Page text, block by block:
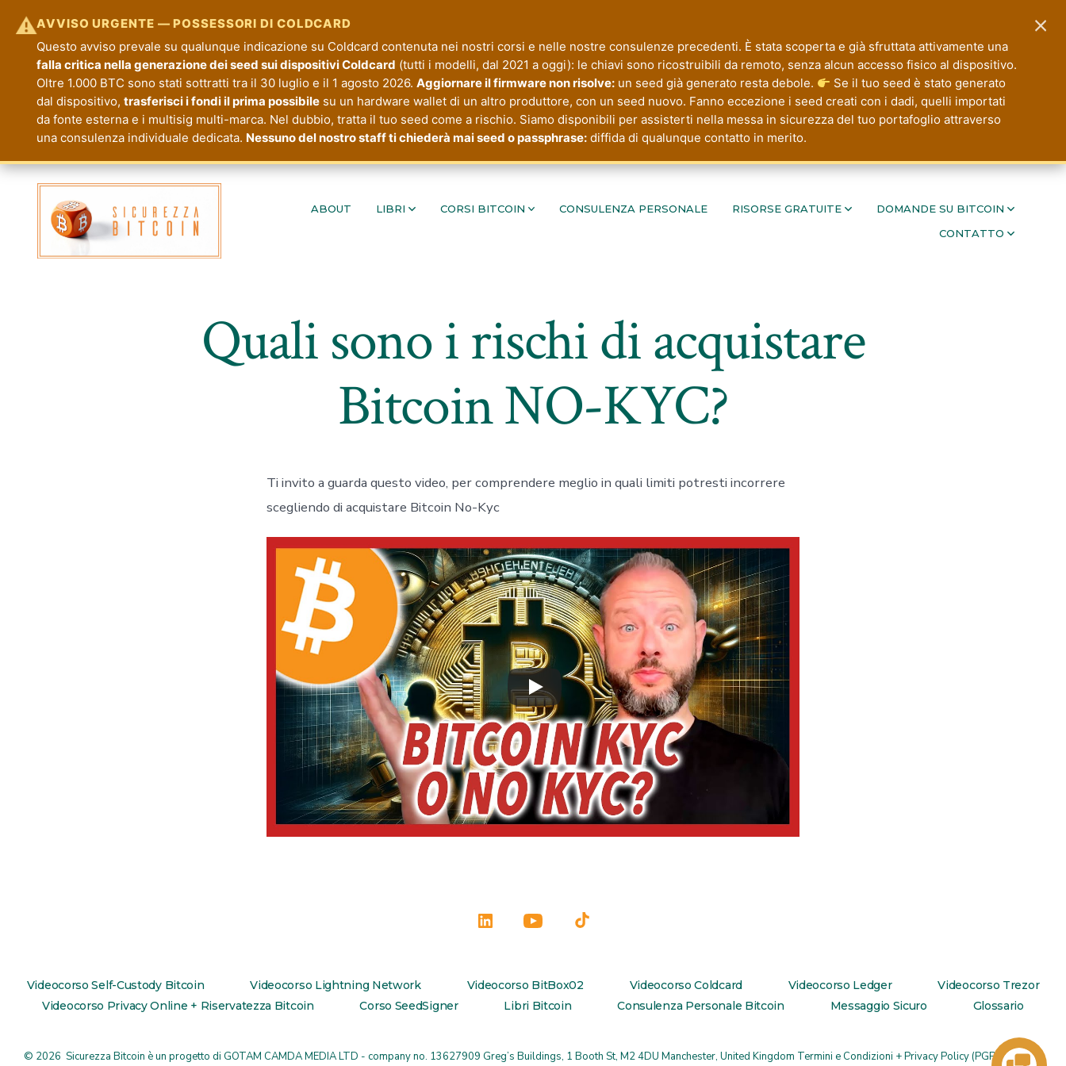
⚠AVVISO URGENTE — POSSESSORI DI COLDCARD
Questo avviso prevale su qualunque indicazione su Coldcard contenuta nei nostri corsi e nelle nostre consulenze precedenti. È stata scoperta e già sfruttata attivamente una
falla critica nella generazione dei seed sui dispositivi Coldcard (tutti i modelli, dal 2021 a oggi): le chiavi sono ricostruibili da remoto, senza alcun accesso fisico al dispositivo.
Oltre 1.000 BTC sono stati sottratti tra il 30 luglio e il 1 agosto 2026. Aggiornare il firmware non risolve: un seed già generato resta debole.
Se il tuo seed è stato generato
dal dispositivo, trasferisci i fondi il prima possibile su un hardware wallet di un altro produttore, con un seed nuovo. Fanno eccezione i seed creati con i dadi, quelli importati
da fonte esterna e i multisig multi-marca. Nel dubbio, tratta il tuo seed come a rischio. Siamo disponibili per assisterti nella messa in sicurezza del tuo portafoglio attraverso
una consulenza individuale dedicata. Nessuno del nostro staff ti chiederà mai seed o passphrase: diffida di qualunque contatto in merito.
×
Passa
contenuto
ABOUT LIBRI CORSI BITCOIN CONSULENZA PERSONALE RISORSE GRATUITE
DOMANDE SU BITCOIN
CONTATTO
Quali sono i rischi di acquistare
Bitcoin NO-KYC?
Ti invito a guarda questo video, per comprendere meglio in quali limiti potresti incorrere
scegliendo di acquistare Bitcoin No-Kyc
Apri
in
una
scheda
Apri
in
una
scheda
Apri
in
scheda
Videocorso Self-Custody Bitcoin Videocorso Lightning Network Videocorso BitBox02 Videocorso Coldcard Videocorso Ledger
Videocorso Trezor
Videocorso Privacy Online + Riservatezza Bitcoin
Corso SeedSigner Libri Bitcoin Consulenza Personale Bitcoin Messaggio Sicuro Glossario
© 2026 Sicurezza Bitcoin è un progetto di GOTAM CAMDA MEDIA LTD - company no. 13627909 Greg’s Buildings, 1 Booth St, M2 4DU Manchester, United Kingdom Termini e Condizioni + Privacy Policy(PGP pub keys